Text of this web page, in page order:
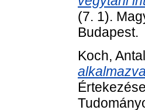
(7. 1).
Budapest.
Koch, Antal